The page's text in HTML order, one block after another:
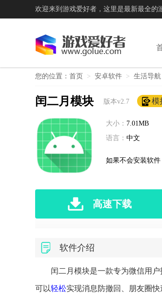
欢迎来到游戏爱好者，这里是最新最全的
您的位置： 首页 > 安卓软件 > 生活导航
闰二月模块 版本v2.7 模
大小： 7.01MB
语言： 中文
如果不会安装软
高速下载
软件介绍
闰二月模块是一款专为微信用
可以轻松实现消息防撤回、朋友圈